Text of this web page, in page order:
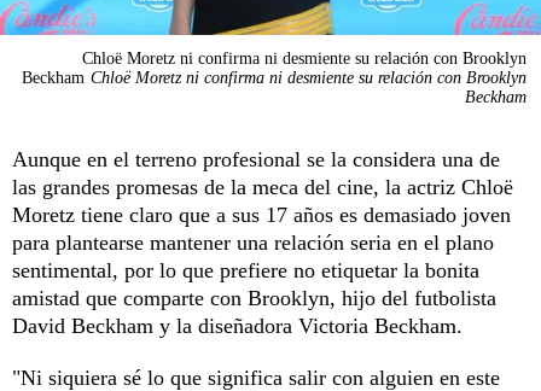
Chloë Moretz ni confirma ni desmiente su relación con Brooklyn
Beckham Chloë Moretz ni confirma ni desmiente su relación con Brooklyn
Beckham
Aunque en el terreno profesional se la considera una de
las grandes promesas de la meca del cine, la actriz Chloë
Moretz tiene claro que a sus 17 años es demasiado joven
para plantearse mantener una relación seria en el plano
sentimental, por lo que prefiere no etiquetar la bonita
amistad que comparte con Brooklyn, hijo del futbolista
David Beckham y la diseñadora Victoria Beckham.
"Ni siquiera sé lo que significa salir con alguien en este